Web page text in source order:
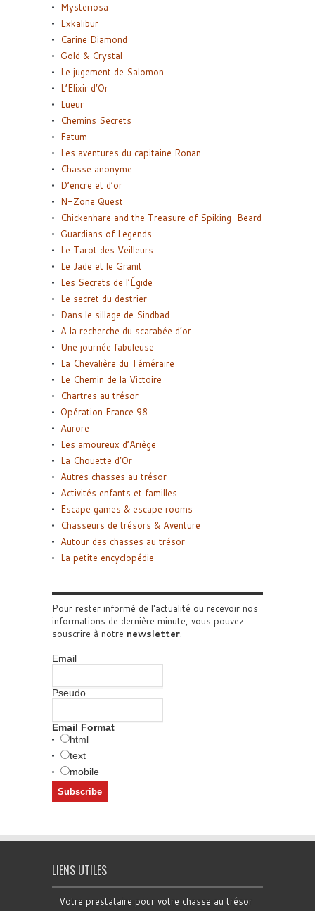
Mysteriosa
Exkalibur
Carine Diamond
Gold & Crystal
Le jugement de Salomon
L’Elixir d’Or
Lueur
Chemins Secrets
Fatum
Les aventures du capitaine Ronan
Chasse anonyme
D’encre et d’or
N-Zone Quest
Chickenhare and the Treasure of Spiking-Beard
Guardians of Legends
Le Tarot des Veilleurs
Le Jade et le Granit
Les Secrets de l’Égide
Le secret du destrier
Dans le sillage de Sindbad
A la recherche du scarabée d’or
Une journée fabuleuse
La Chevalière du Téméraire
Le Chemin de la Victoire
Chartres au trésor
Opération France 98
Aurore
Les amoureux d’Ariège
La Chouette d’Or
Autres chasses au trésor
Activités enfants et familles
Escape games & escape rooms
Chasseurs de trésors & Aventure
Autour des chasses au trésor
La petite encyclopédie
Pour rester informé de l'actualité ou recevoir nos
informations de dernière minute, vous pouvez
souscrire à notre newsletter.
Email
Pseudo
Email Format
html
text
mobile
LIENS UTILES
Votre prestataire pour votre chasse au trésor